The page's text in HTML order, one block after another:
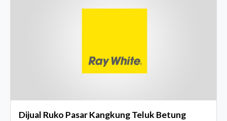
Dijual Ruko Pasar Kangkung Teluk Betung